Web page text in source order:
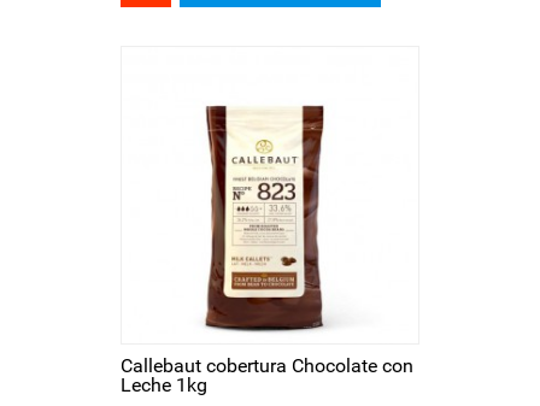
Callebaut cobertura Chocolate con
Leche 1kg